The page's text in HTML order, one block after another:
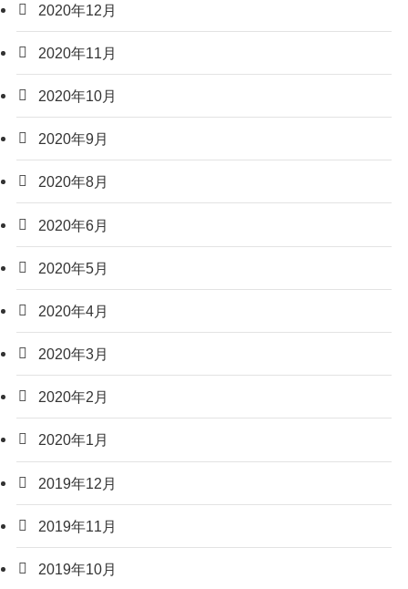
2020年12月
2020年11月
2020年10月
2020年9月
2020年8月
2020年6月
2020年5月
2020年4月
2020年3月
2020年2月
2020年1月
2019年12月
2019年11月
2019年10月